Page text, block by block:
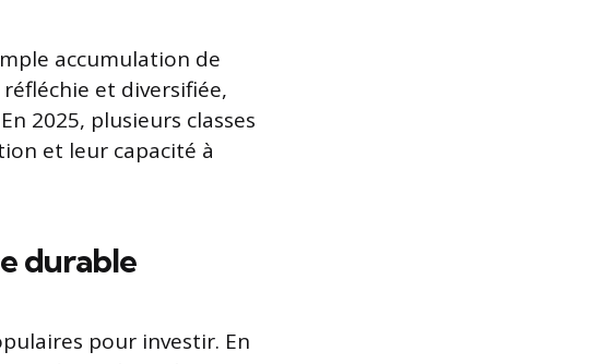
accumulation de
réfléchie et diversifiée,
2025, plusieurs classes
et leur capacité à
durable
pour investir. En